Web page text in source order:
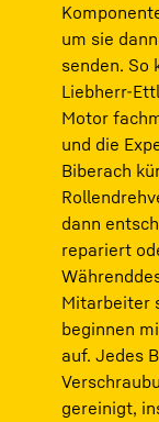
um sie
senden. So
Liebherr-
Motor
und die
Biberach
dann
repariert
Mitarbeiter
beginnen
auf. Jedes
gereinigt,